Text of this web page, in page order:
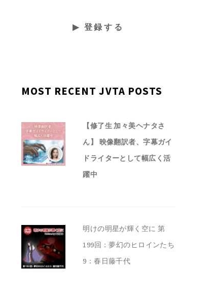
MOST RECENT JVTA POSTS
【修了生 加々美ヘナタさ
ん】 映像翻訳者、字幕ガイ
ドライターとして幅広く活
躍中
明けの明星が輝く空に 第
199回：夢幻のヒロインたち
9：春日藤千代